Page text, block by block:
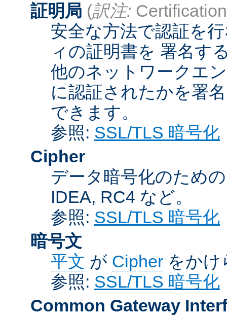
証明局 (訳注:
安全な方法で認証を
ィの証明書を 署名す
他のネットワークエ
に認証されたかを署
できます。
参照: SSL/TLS 暗号化
Cipher
データ暗号化のため
IDEA, RC4 など。
参照: SSL/TLS 暗号化
暗号文
平文 が Cipher をかけ
参照: SSL/TLS 暗号化
Common Gateway